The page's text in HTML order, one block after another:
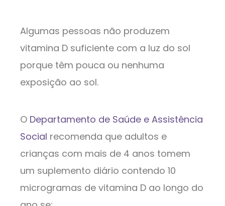
Algumas pessoas não produzem
vitamina D suficiente com a luz do sol
porque têm pouca ou nenhuma
exposição ao sol.
O Departamento de Saúde e Assistência
Social recomenda que adultos e
crianças com mais de 4 anos tomem
um suplemento diário contendo 10
microgramas de vitamina D ao longo do